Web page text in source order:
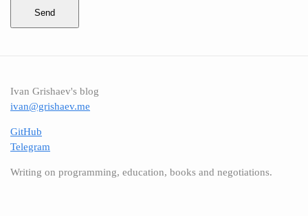
Send
Ivan Grishaev's blog
ivan@grishaev.me
GitHub
Telegram
Writing on programming, education, books and negotiations.